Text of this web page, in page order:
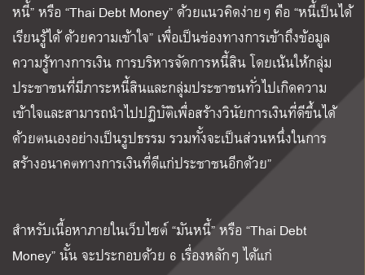
หนี้” หรือ “Thai Debt Money” ด้วยแนวคิดง่ายๆ คือ “หนี้เป็นได้
เรียนรู้ได้ ด้วยความเข้าใจ” เพื่อเป็นช่องทางการเข้าถึงข้อมูล
ความรู้ทางการเงิน การบริหารจัดการหนี้สิน โดยเน้นให้กลุ่ม
ประชาชนที่มีภาระหนี้สินและกลุ่มประชาชนทั่วไปเกิดความ
เข้าใจและสามารถนำไปปฏิบัติเพื่อสร้างวินัยการเงินที่ดีขึ้นได้
ด้วยตนเองอย่างเป็นรูปธรรม รวมทั้งจะเป็นส่วนหนึ่งในการ
สร้างอนาคตทางการเงินที่ดีแก่ประชาชนอีกด้วย”
สำหรับเนื้อหาภายในเว็บไซต์ “มันหนี้” หรือ “Thai Debt
Money” นั้น จะประกอบด้วย 6 เรื่องหลักๆ ได้แก่